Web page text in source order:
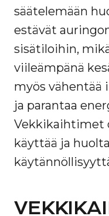
säätelemään
estävät
sisätiloihin,
viileämpänä
myös
ja parantaa
Vekkikaihtimet
käyttää ja